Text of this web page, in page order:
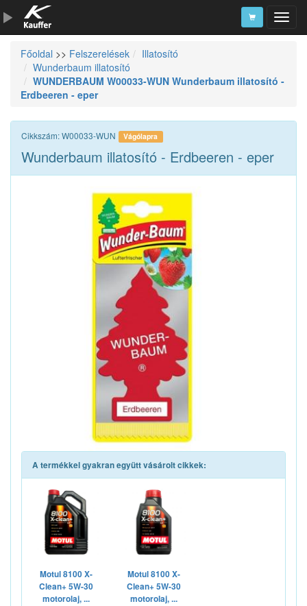
Szerszámkatalógus
Kosár
Főoldal >> Felszerelések
Illatosító
Wunderbaum illatosító
WUNDERBAUM W00033-WUN Wunderbaum illatosító -
Erdbeeren - eper
Cikkszám: W00033-WUN Vágólapra
Wunderbaum illatosító - Erdbeeren - eper
A termékkel gyakran együtt vásárolt cikkek:
Motul 8100 X-
Clean+ 5W-30
motorolaj, ...
Motul 8100 X-
Clean+ 5W-30
motorolaj, ...